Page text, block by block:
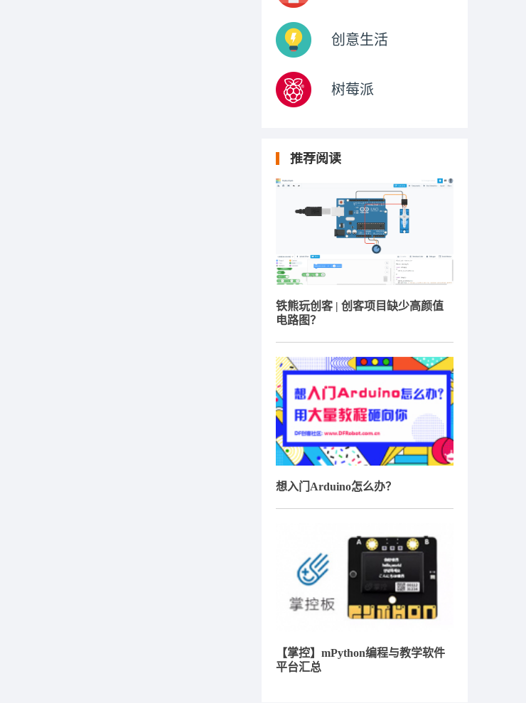
创意生活
树莓派
推荐阅读
铁熊玩创客 | 创客项目缺少高颜值
电路图？
想入门Arduino怎么办？
【掌控】mPython编程与教学软件
平台汇总